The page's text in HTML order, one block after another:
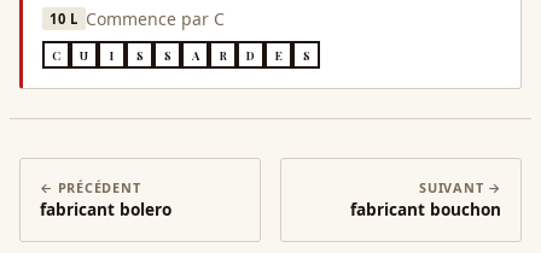
10 L Commence par C
C U I S S A R D E S
← PRÉCÉDENT
fabricant bolero
SUIVANT →
fabricant bouchon